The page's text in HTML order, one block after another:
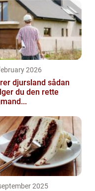
2026
djursland sådan
du den rette
2025